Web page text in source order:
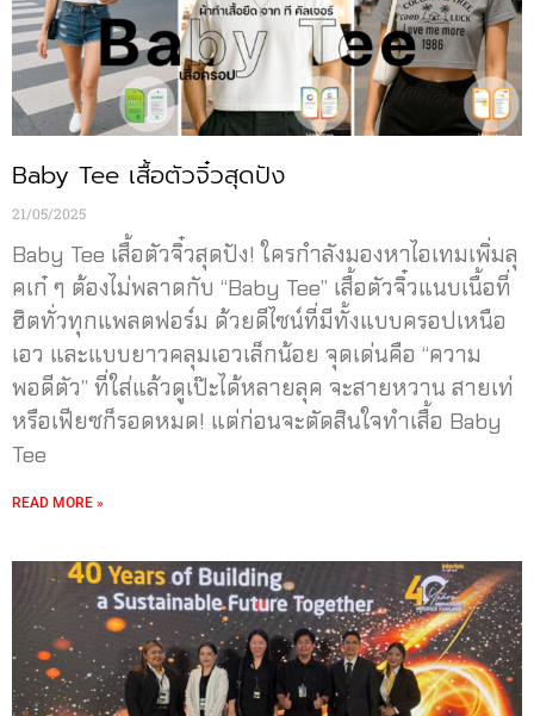
Baby Tee เสื้อตัวจิ๋วสุดปัง
21/05/2025
Baby Tee เสื้อตัวจิ๋วสุดปัง! ใครกำลังมองหาไอเทมเพิ่มลุ
คเก๋ ๆ ต้องไม่พลาดกับ “Baby Tee” เสื้อตัวจิ๋วแนบเนื้อที่
ฮิตทั่วทุกแพลตฟอร์ม ด้วยดีไซน์ที่มีทั้งแบบครอปเหนือ
เอว และแบบยาวคลุมเอวเล็กน้อย จุดเด่นคือ “ความ
พอดีตัว” ที่ใส่แล้วดูเป๊ะได้หลายลุค จะสายหวาน สายเท่
หรือเฟียซก็รอดหมด! แต่ก่อนจะตัดสินใจทำเสื้อ Baby
Tee
READ MORE »